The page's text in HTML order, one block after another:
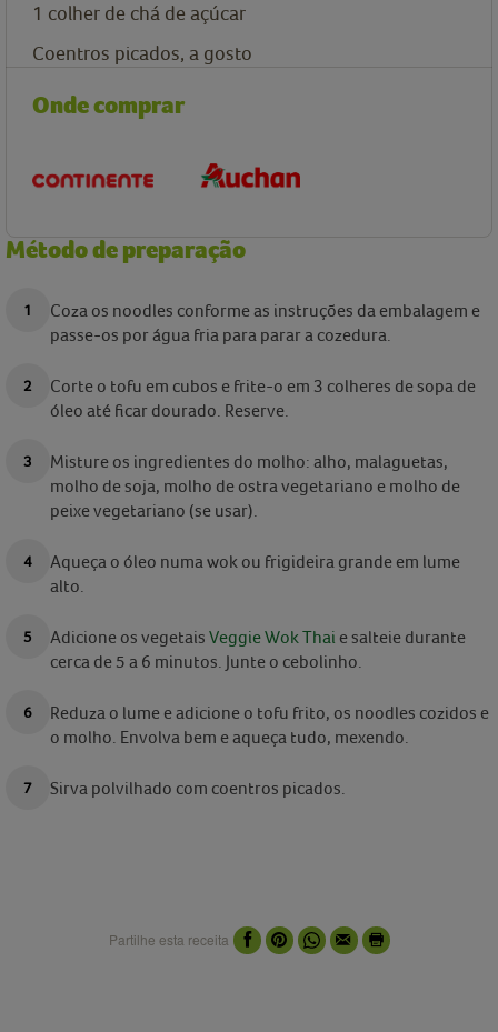
1 colher de chá de açúcar
Coentros picados, a gosto
Onde comprar
Método de preparação
Coza os noodles conforme as instruções da embalagem e
passe-os por água fria para parar a cozedura.
Corte o tofu em cubos e frite-o em 3 colheres de sopa de
óleo até ficar dourado. Reserve.
Misture os ingredientes do molho: alho, malaguetas,
molho de soja, molho de ostra vegetariano e molho de
peixe vegetariano (se usar).
Aqueça o óleo numa wok ou frigideira grande em lume
alto.
Adicione os vegetais Veggie Wok Thai e salteie durante
cerca de 5 a 6 minutos. Junte o cebolinho.
Reduza o lume e adicione o tofu frito, os noodles cozidos e
o molho. Envolva bem e aqueça tudo, mexendo.
Sirva polvilhado com coentros picados.
Partilhe esta receita